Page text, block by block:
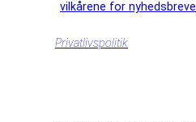
vilkårene for nyhedsbreve
Privatlivspolitik